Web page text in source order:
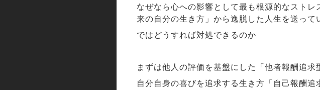
なぜなら心への影響として最も根源的なスト
来の自分の生き方」から逸脱した人生を送って
ではどうすれば対処できるのか
まずは他人の評価を基盤にした「他者報酬追求
自分自身の喜びを追求する生き方「自己報酬